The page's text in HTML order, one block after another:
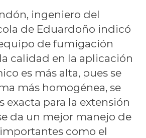
ingeniero del
de Eduardoño indicó
de fumigación
calidad en la aplicación
es más alta, pues se
más homogénea, se
exacta para la extensión
da un mejor manejo de
como el